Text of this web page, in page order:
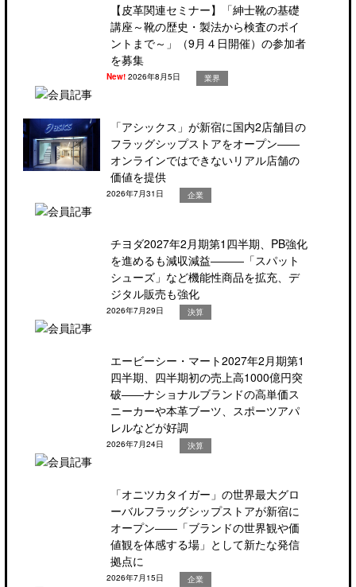
【皮革関連セミナー】「紳士靴の基礎
講座～靴の歴史・製法から検査のポイ
ントまで～」（9月４日開催）の参加者
を募集
New!2026年8月5日 業界
「アシックス」が新宿に国内2店舗目の
フラッグシップストアをオープン――
オンラインではできないリアル店舗の
価値を提供
2026年7月31日 企業
チヨダ2027年2月期第1四半期、PB強化
を進めるも減収減益―――「スパット
シューズ」など機能性商品を拡充、デ
ジタル販売も強化
2026年7月29日 決算
エービーシー・マート2027年2月期第1
四半期、四半期初の売上高1000億円突
破――ナショナルブランドの高単価ス
ニーカーや本革ブーツ、スポーツアパ
レルなどが好調
2026年7月24日 決算
「オニツカタイガー」の世界最大グロ
ーバルフラッグシップストアが新宿に
オープン――「ブランドの世界観や価
値観を体感する場」として新たな発信
拠点に
2026年7月15日 企業